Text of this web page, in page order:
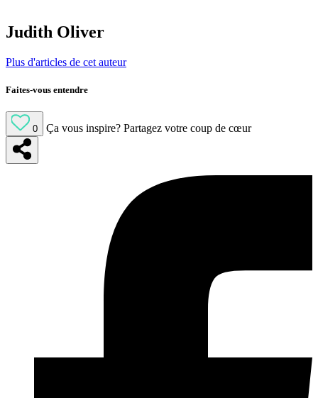
Judith Oliver
Plus d'articles de cet auteur
Faites-vous entendre
0 Ça vous inspire? Partagez votre coup de cœur